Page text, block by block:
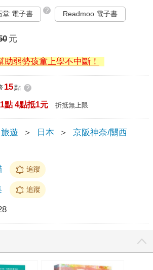
堂 電子書 ? Readmoo 電子書
元
弱勢孩童上學不中斷！
15點 ?
點 4點抵1元 折抵無上限
旅遊 ＞ 日本 ＞ 京阪神奈/關西
追蹤
追蹤